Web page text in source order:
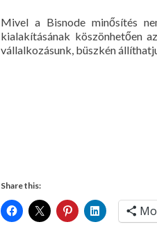
Mivel a Bisnode minősítés
kialakításának köszönhetően
vállalkozásunk, büszkén
Share this: